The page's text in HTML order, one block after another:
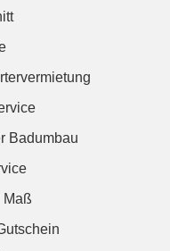
Badumbau
Maß